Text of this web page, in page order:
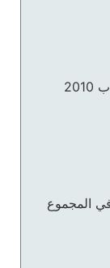
المجموع